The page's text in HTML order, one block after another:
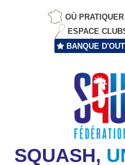
OÙ PRATIQUER
ESPACE
BANQUE
SQUASH,